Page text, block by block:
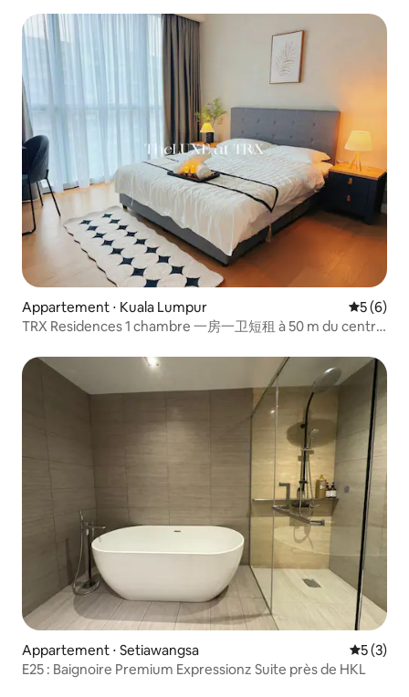
Appartement ⋅ Kuala Lumpur
5 (6)
TRX Residences 1 chambre 一房一卫短租 à 50 m du centre
Appartement ⋅ Setiawangsa
5 (3)
E25 : Baignoire Premium Expressionz Suite près de HKL